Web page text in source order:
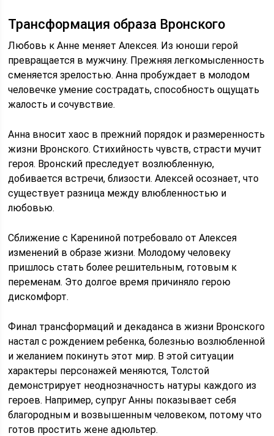
Трансформация образа Вронского
Любовь к Анне меняет Алексея. Из юноши герой
превращается в мужчину. Прежняя легкомысленность
сменяется зрелостью. Анна пробуждает в молодом
человечке умение сострадать, способность ощущать
жалость и сочувствие.
Анна вносит хаос в прежний порядок и размеренность
жизни Вронского. Стихийность чувств, страсти мучит
героя. Вронский преследует возлюбленную,
добивается встречи, близости. Алексей осознает, что
существует разница между влюбленностью и
любовью.
Сближение с Карениной потребовало от Алексея
изменений в образе жизни. Молодому человеку
пришлось стать более решительным, готовым к
переменам. Это долгое время причиняло герою
дискомфорт.
Финал трансформаций и декаданса в жизни Вронского
настал с рождением ребенка, болезнью возлюбленной
и желанием покинуть этот мир. В этой ситуации
характеры персонажей меняются, Толстой
демонстрирует неоднозначность натуры каждого из
героев. Например, супруг Анны показывает себя
благородным и возвышенным человеком, потому что
готов простить жене адюльтер.